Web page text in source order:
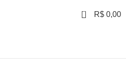
0 R$ 0,00